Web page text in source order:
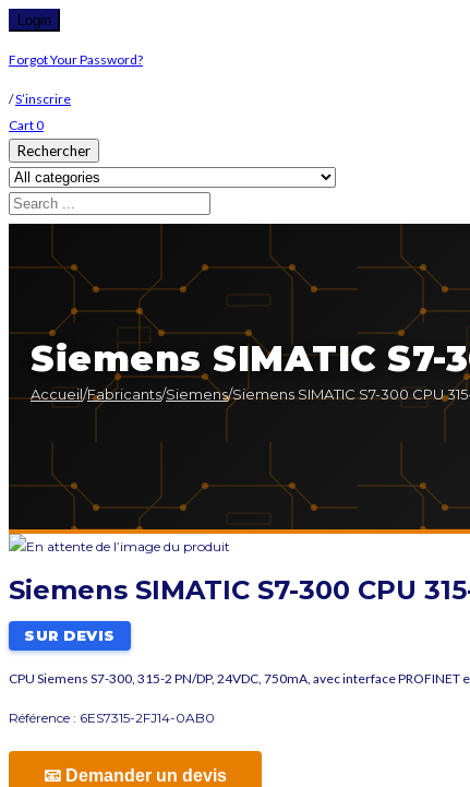
Forgot Your Password?
/S’inscrire
Cart0
Rechercher
Siemens SIMATIC S7-
Accueil/Fabricants/Siemens/Siemens SIMATIC S7-300 CPU
Siemens SIMATIC S7-300 CPU
SUR DEVIS
CPU Siemens S7-300, 315-2 PN/DP, 24VDC, 750mA, avec interface PROFINET
Référence : 6ES7315-2FJ14-0AB0
📧 Demander un devis